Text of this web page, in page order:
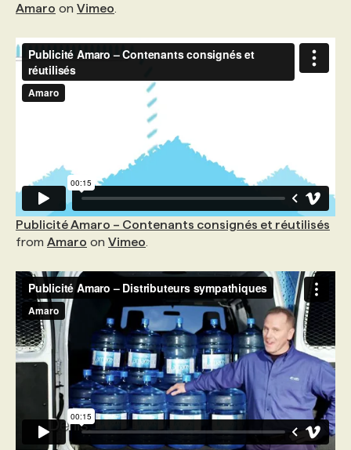
Amaro on Vimeo
Publicité Amaro – Contenants consignés et réutilisés
from Amaro on Vimeo.